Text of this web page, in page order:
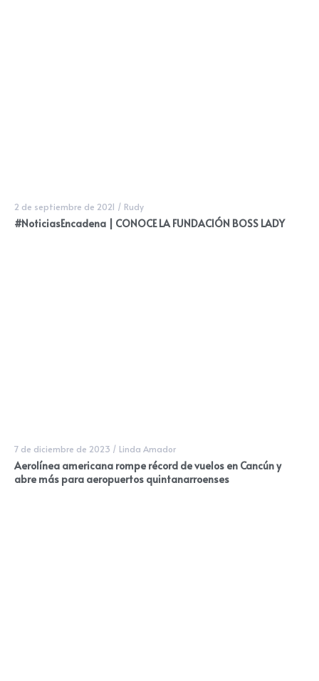
2 de septiembre de 2021 / Rudy
#NoticiasEncadena | CONOCE LA FUNDACIÓN BOSS LADY
7 de diciembre de 2023 / Linda Amador
Aerolínea americana rompe récord de vuelos en Cancún y
abre más para aeropuertos quintanarroenses